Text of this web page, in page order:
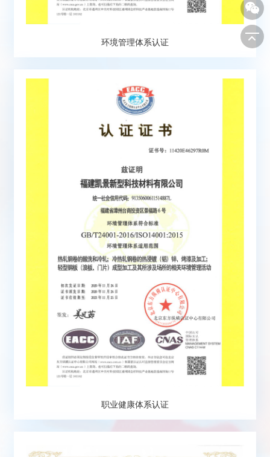
环境管理体系认证
职业健康体系认证